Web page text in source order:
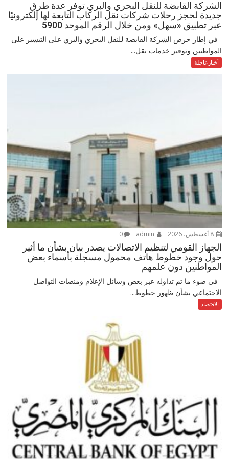
الشركة القابضة للنقل البحري والبري توفر عدة طرق
جديدة لحجز رحلات شركات نقل الركاب التابعة لها إلكترونيًا
عبر تطبيق «سهل» ومن خلال الرقم الموحد 5900
في إطار حرص الشركة القابضة للنقل البحري والبري على التيسير على
المواطنين وتوفير خدمات نقل...
أخبارعاجلة
8 أغسطس، 2026 0
الجهاز القومي لتنظيم الاتصالات يصدر بيان بشأن ما أثير
حول وجود خطوط هاتف محمول مسجلة بأسماء بعض
المواطنين دون علمهم
في ضوء ما تم تداوله عبر بعض وسائل الإعلام ومنصات التواصل
الاجتماعي بشأن ظهور خطوط...
الاقتصاد